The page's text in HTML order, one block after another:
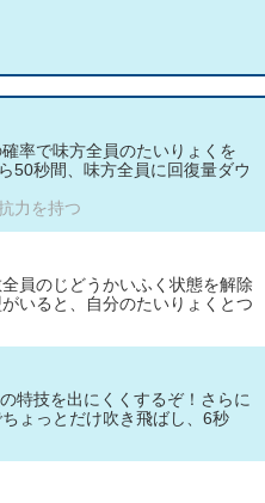
率で味方全員のたいりょくを
50秒間、味方全員に回復量ダウ
力を持つ
員のじどうかいふく状態を解除
いると、自分のたいりょくとつ
特技を出にくくするぞ！さらに
ょっとだけ吹き飛ばし、6秒